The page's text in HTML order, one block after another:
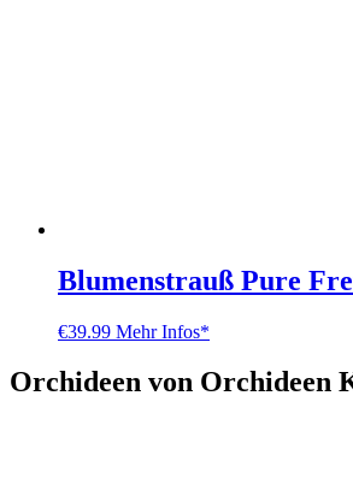
Blumenstrauß Pure
€39.99 Mehr Infos*
Orchideen von Orchideen